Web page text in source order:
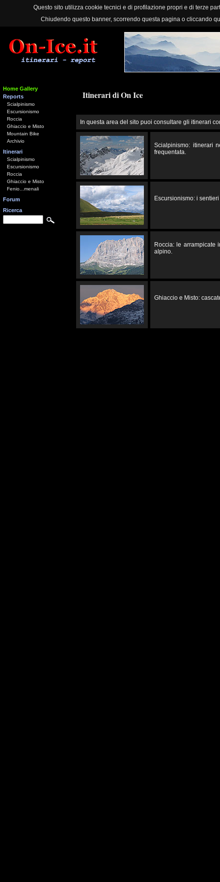
Questo sito utilizza cookie tecnici e di profilazione propri e di terze
Chiudendo questo banner, scorrendo questa pagina o cliccando
Home Gallery
Reports
Scialpinismo
Escursionismo
Roccia
Ghiaccio e Misto
Mountain Bike
Archivio
Itinerari
Scialpinismo
Escursionismo
Roccia
Ghiaccio e Misto
Fenio...menali
Forum
Ricerca
Itinerari di On Ice
In questa area del sito puoi consultare gli itinerari
Scialpinismo: itinerari
frequentata.
Escursionismo: i
Roccia: le arrampicate
alpino.
Ghiaccio e Misto: